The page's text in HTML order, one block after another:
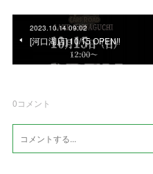
2023.10.14 09:02
[河口湖店] 10/15 OPEN‼️
0コメント